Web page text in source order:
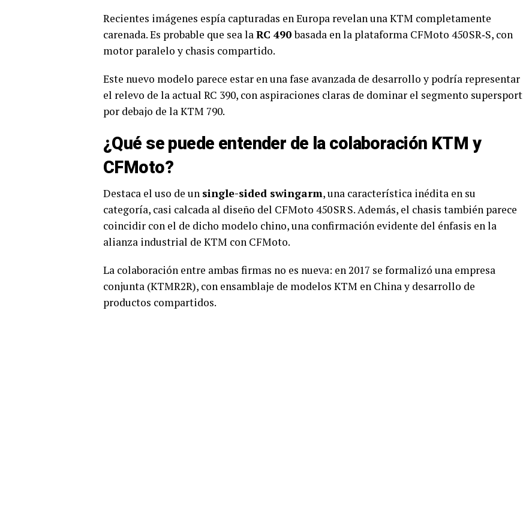
Recientes imágenes espía capturadas en Europa revelan una KTM completamente
carenada. Es probable que sea laRC 490basada en la plataforma CFMoto 450 SR‑S, con
motor paralelo y chasis compartido.
Este nuevo modelo parece estar en una fase avanzada de desarrollo y podría representar
el relevo de la actual RC 390, con aspiraciones claras de dominar el segmento supersport
por debajo de la KTM 790.
¿Qué se puede entender de la colaboración KTM y
CFMoto?
Destaca el uso de un single-sided swingarm, una característica inédita en su
categoría, casi calcada al diseño del CFMoto 450 SR S. Además, el chasis también parece
coincidir con el de dicho modelo chino, una confirmación evidente del énfasis en la
alianza industrial de KTM con CFMoto.
La colaboración entre ambas firmas no es nueva: en 2017 se formalizó una empresa
conjunta (KTMR2R), con ensamblaje de modelos KTM en China y desarrollo de
productos compartidos.